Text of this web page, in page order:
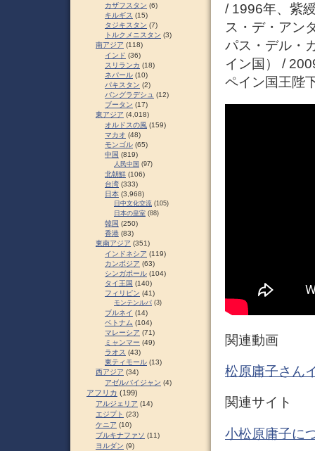
/ 1996年、紫
ス・デ・アン
パス・デル・
イン国） /
ペイン国王陛
関連動画
松原庸子さん
関連サイト
小松原庸子に
カザフスタン (6)
キルギス (15)
タジキスタン (7)
トルクメニスタン (3)
南アジア (118)
インド (36)
スリランカ (18)
ネパール (10)
パキスタン (2)
バングラデシュ (12)
ブータン (17)
東アジア (4,018)
オルドスの風 (159)
マカオ (48)
モンゴル (65)
中国 (819)
人民中国 (97)
北朝鮮 (106)
台湾 (333)
日本 (3,968)
日中文化交流 (105)
日本の皇室 (88)
韓国 (250)
香港 (83)
東南アジア (351)
インドネシア (119)
カンボジア (63)
シンガポール (104)
タイ王国 (140)
フィリピン (41)
モンテンルパ (3)
ブルネイ (14)
ベトナム (104)
マレーシア (71)
ミャンマー (49)
ラオス (43)
東ティモール (13)
西アジア (34)
アゼルバイジャン (4)
アフリカ (199)
アルジェリア (14)
エジプト (23)
ケニア (10)
ブルキナファソ (11)
ヨルダン (9)